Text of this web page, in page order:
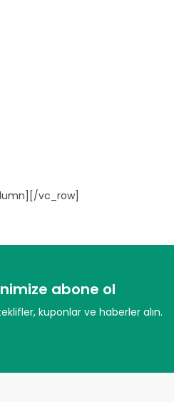
vc_row]
abone ol
kuponlar ve haberler alın.